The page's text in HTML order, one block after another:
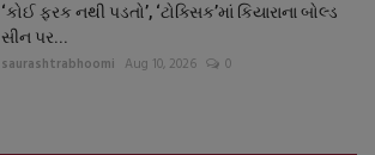
‘કોઈ ફરક નથી પડતો’, ‘ટોક્સિક’માં કિયારાના બોલ્ડ
સીન પર...
saurashtrabhoomi Aug 10, 2026 0